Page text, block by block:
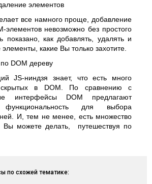
элементов
все намного проще, добавление
элементов невозможно без простого
показано, как добавлять, удалять и
какие Вы только захотите.
DOM дереву
JS-ниндзя знает, что есть много
скрытых в DOM. По сравнению с
интерфейсы DOM предлагают
функциональность для выбора
И, тем не менее, есть множество
Вы можете делать, путешествуя по
по схожей тематике: